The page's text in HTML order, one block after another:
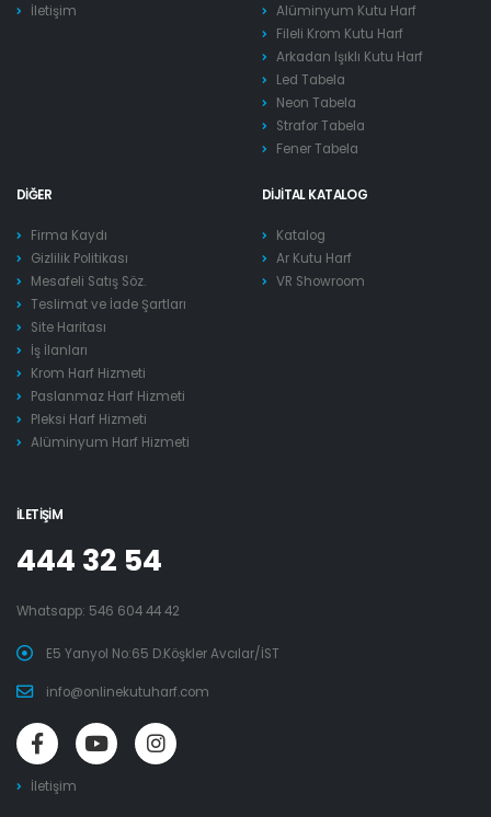
İletişim
Alüminyum Kutu Harf
Fileli Krom Kutu Harf
Arkadan Işıklı Kutu Harf
Led Tabela
Neon Tabela
Strafor Tabela
Fener Tabela
DIĞER
Firma Kaydı
Gizlilik Politikası
Mesafeli Satış Söz.
Teslimat ve İade Şartları
Site Haritası
İş İlanları
Krom Harf Hizmeti
Paslanmaz Harf Hizmeti
Pleksi Harf Hizmeti
Alüminyum Harf Hizmeti
DIJITAL KATALOG
Katalog
Ar Kutu Harf
VR Showroom
İLETIŞIM
444 32 54
Whatsapp: 546 604 44 42
E5 Yanyol No:65 D.Köşkler Avcılar/İST
info@onlinekutuharf.com
İletişim